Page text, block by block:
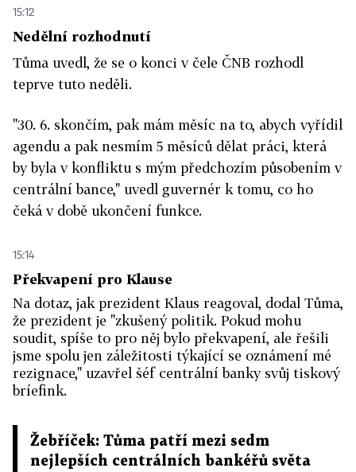
15:12
Nedělní rozhodnutí
Tůma uvedl, že se o konci v čele ČNB rozhodl
teprve tuto neděli.
"30. 6. skončím, pak mám měsíc na to, abych vyřídil
agendu a pak nesmím 5 měsíců dělat práci, která
by byla v konfliktu s mým předchozím působením v
centrální bance," uvedl guvernér k tomu, co ho
čeká v době ukončení funkce.
15:14
Překvapení pro Klause
Na dotaz, jak prezident Klaus reagoval, dodal Tůma,
že prezident je "zkušený politik. Pokud mohu
soudit, spíše to pro něj bylo překvapení, ale řešili
jsme spolu jen záležitosti týkající se oznámení mé
rezignace," uzavřel šéf centrální banky svůj tiskový
bríefink.
Žebříček: Tůma patří mezi sedm
nejlepších centrálních bankéřů světa